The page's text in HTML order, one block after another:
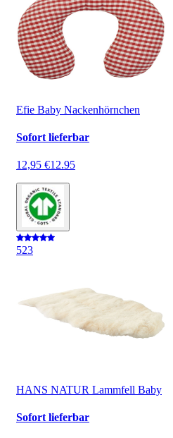
Efie Baby Nackenhörnchen
Sofort lieferbar
12,95 €12.95
523
HANS NATUR Lammfell Baby
Sofort lieferbar